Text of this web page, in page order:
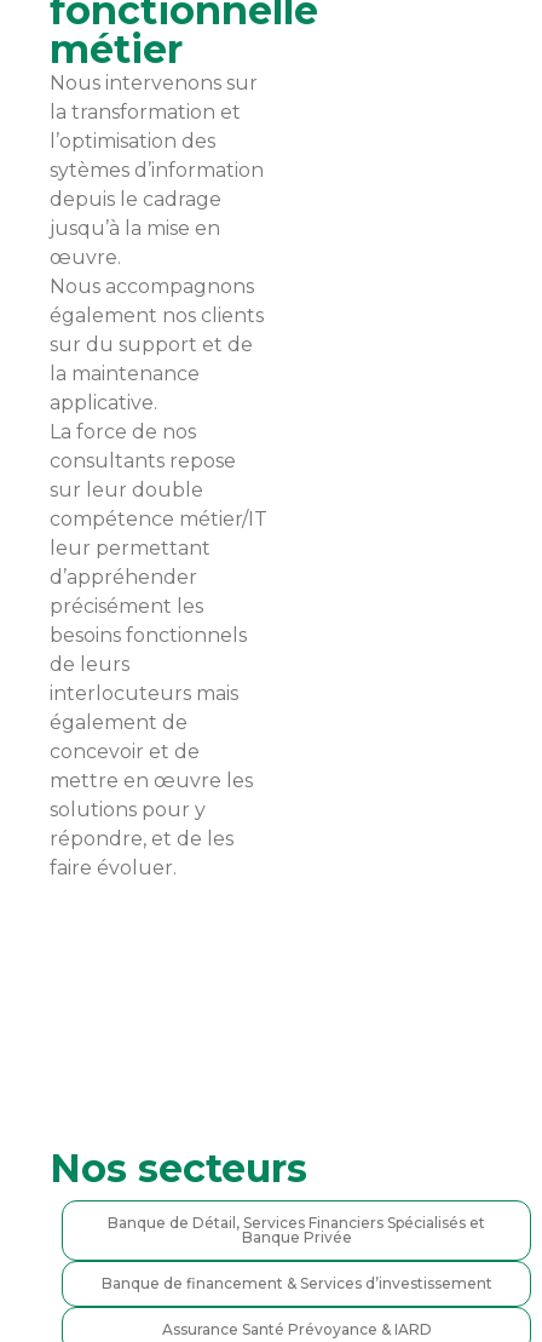
fonctionnelle
métier
Nous intervenons sur
la transformation et
l’optimisation des
sytèmes d’information
depuis le cadrage
jusqu’à la mise en
œuvre.
Nous accompagnons
également nos clients
sur du support et de
la maintenance
applicative.
La force de nos
consultants repose
sur leur double
compétence métier/IT
leur permettant
d’appréhender
précisément les
besoins fonctionnels
de leurs
interlocuteurs mais
également de
concevoir et de
mettre en œuvre les
solutions pour y
répondre, et de les
faire évoluer.
Nos secteurs
Banque de Détail, Services Financiers Spécialisés et
Banque Privée
Banque de financement & Services d’investissement
Assurance Santé Prévoyance & IARD